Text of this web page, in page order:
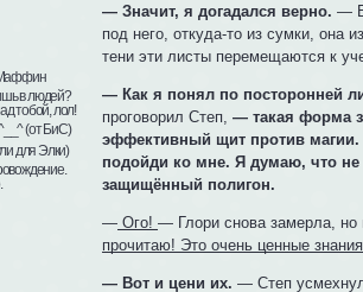
— Значит, я догадался верно.—
под него, откуда-то из сумки, она
тени эти листы перемещаются к
— Как я понял по посторонней
проговорил Степ,— такая форма
эффективный щит против магии.
подойди ко мне. Я думаю, что не
защищённый полигон.
— Ого!— Глори снова замерла, но
прочитаю! Это очень ценные
— Вот и цени их.— Степ